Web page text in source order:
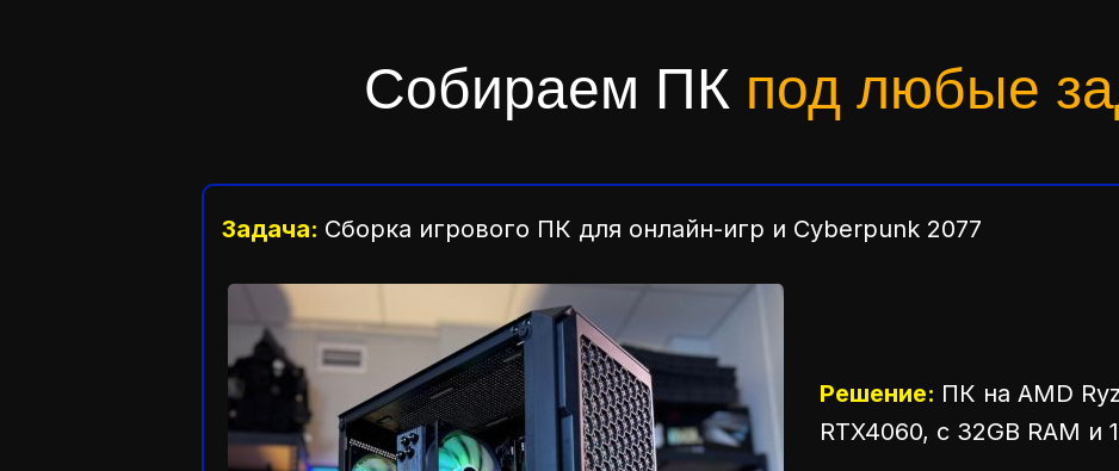
Собираем ПК под любые
Задача: Сборка игрового ПК для онлайн-игр и Cyberpunk 2077
Решение: ПК на AMD
RTX4060, с 32GB RAM и